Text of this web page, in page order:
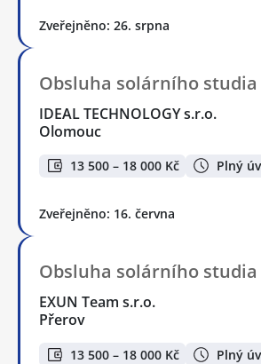
Zveřejněno: 26. srpna
Obsluha solárního studia
IDEAL TECHNOLOGY s.r.o.
Olomouc
13 500 – 18 000 Kč Plný
Zveřejněno: 16. června
Obsluha solárního studia
EXUN Team s.r.o.
Přerov
13 500 – 18 000 Kč Plný